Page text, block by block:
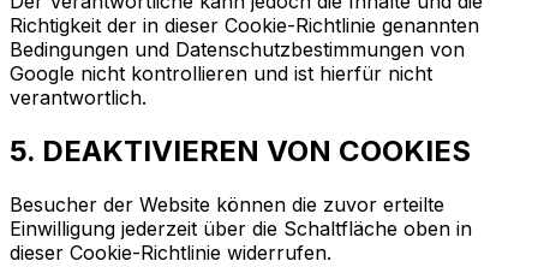
Richtigkeit der in dieser Cookie-Richtlinie genannten
Bedingungen und Datenschutzbestimmungen von
Google nicht kontrollieren und ist hierfür nicht
verantwortlich.
5. DEAKTIVIEREN VON COOKIES
Besucher der Website können die zuvor erteilte
Einwilligung jederzeit über die Schaltfläche oben in
dieser Cookie-Richtlinie widerrufen.